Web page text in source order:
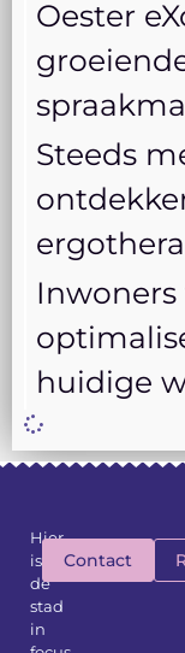
Oester
Steeds
huidige
Hier
is
de
stad
in
Contact